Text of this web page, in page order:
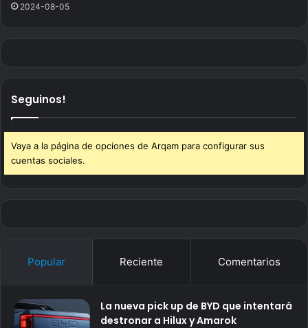
2024-08-05
Seguinos!
Vaya a la página de opciones de Arqam para configurar sus
cuentas sociales.
Popular Reciente Comentarios
La nueva pick up de BYD que intentará
destronar a Hilux y Amarok